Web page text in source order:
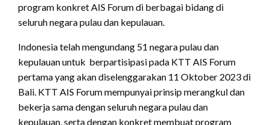
program konkret AIS Forum di berbagai bidang di
seluruh negara pulau dan kepulauan.
Indonesia telah mengundang 51 negara pulau dan
kepulauan untuk berpartisipasi pada KTT AIS Forum
pertama yang akan diselenggarakan 11 Oktober 2023 di
Bali. KTT AIS Forum mempunyai prinsip merangkul dan
bekerja sama dengan seluruh negara pulau dan
kepulauan, serta dengan konkret membuat program